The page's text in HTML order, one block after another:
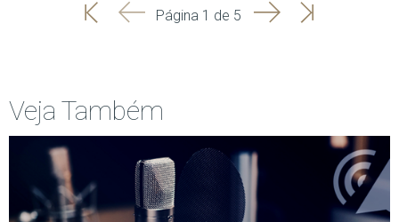
'
'
Página 1 de 5 SeguinteÚltima
Veja Também